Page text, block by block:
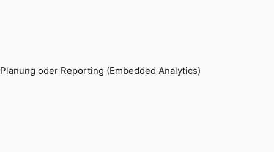
Planung oder Reporting (Embedded Analytics)